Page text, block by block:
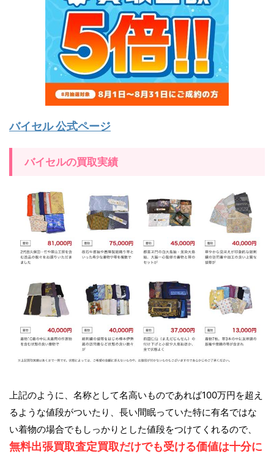
バイセル 公式ページ
バイセルの買取実績
上記のように、名称として名高いものであれば100万円を超え
るような値段がついたり、長い間眠っていた特に有名ではな
い着物の場合でもしっかりとした値段をつけてくれるので、
無料出張買取査定買取だけでも受ける価値は十分に